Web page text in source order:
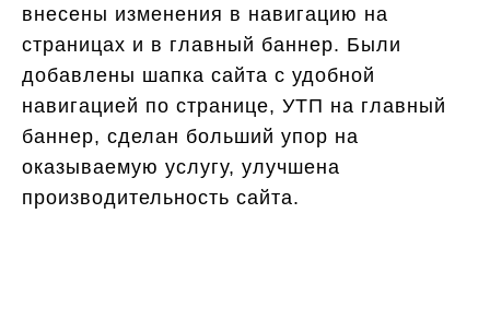
внесены изменения в навигацию на
страницах и в главный баннер. Были
добавлены шапка сайта с удобной
навигацией по странице, УТП на главный
баннер, сделан больший упор на
оказываемую услугу, улучшена
производительность сайта.